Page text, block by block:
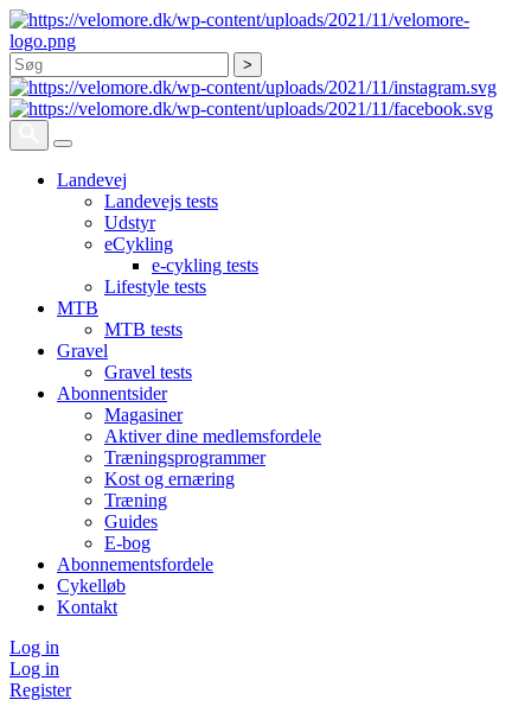
Søg
Landevej
Landevejs tests
Udstyr
eCykling
e-cykling tests
Lifestyle tests
MTB
MTB tests
Gravel
Gravel tests
Abonnentsider
Magasiner
Aktiver dine medlemsfordele
Træningsprogrammer
Kost og ernæring
Træning
Guides
E-bog
Abonnementsfordele
Cykelløb
Kontakt
Log in
Log in
Register